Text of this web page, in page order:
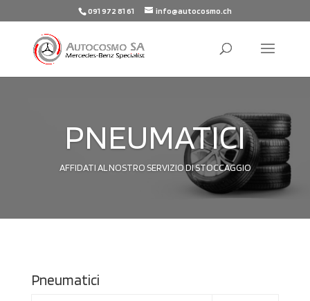
091 972 81 61 info@autocosmo.ch
PNEUMATICI
AFFIDATI AL NOSTRO SERVIZIO DI STOCCAGGIO
Pneumatici